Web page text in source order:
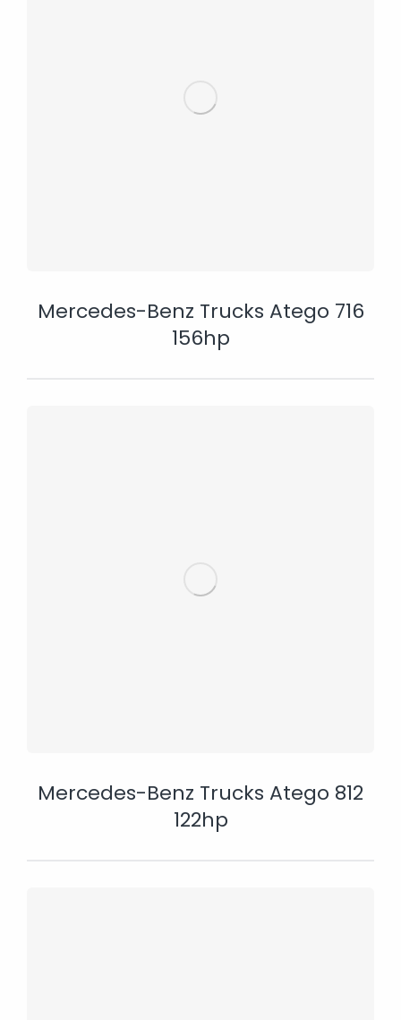
Mercedes-Benz Trucks Atego 716
156hp
Mercedes-Benz Trucks Atego 812
122hp